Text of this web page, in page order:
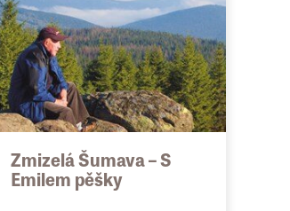
Zmizelá Šumava – S
Emilem pěšky